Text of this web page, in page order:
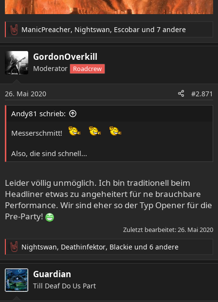
R
e
a
k
t
n
e
n
ManicPreacher, Nightswan, Escobar und 7 andere
GordonOverkill
Moderator Roadcrew
26. Mai 2020 #2.871
Andy81 schrieb:
Messerschmitt!
Also, die sind schnell...
Leider völlig unmöglich. Ich bin traditionell beim
Headliner etwas zu angeheitert für ne brauchbare
Performance. Wir sind eher so der Typ Opener für die
Pre-Party!
Zuletzt bearbeitet:26. Mai 2020
R
e
a
k
t
Nightswan, Deathinfektor, Blackie und 6 andere
Guardian
Till Deaf Do Us Part